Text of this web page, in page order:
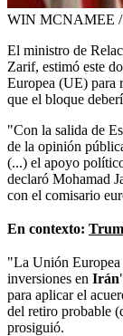
WIN MCNAMEE
El ministro de
Zarif, estimó este
Europea (UE) para
que el bloque
"Con la salida de
de la opinión
(...) el apoyo
declaró Mohamad
con el comisario
En contexto:
"La Unión Europea
inversiones en Irán
para aplicar el
del retiro probable
prosiguió.